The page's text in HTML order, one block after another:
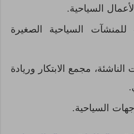
السياحية.
للمنشآت السياحية الصغيرة
الناشئة، مجمع الابتكار وريادة
السياحية.